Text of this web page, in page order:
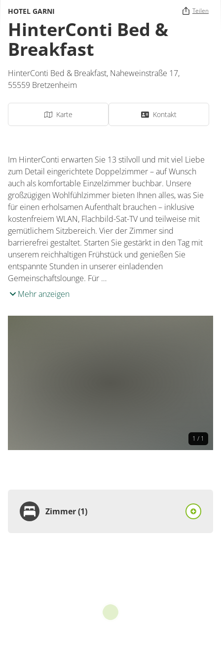
HOTEL GARNI Teilen
HinterConti Bed &
Breakfast
HinterConti Bed & Breakfast, Naheweinstraße 17,
55559 Bretzenheim
Karte Kontakt
Im HinterConti erwarten Sie 13 stilvoll und mit viel Liebe
zum Detail eingerichtete Doppelzimmer – auf Wunsch
auch als komfortable Einzelzimmer buchbar. Unsere
großzügigen Wohlfühlzimmer bieten Ihnen alles, was Sie
für einen erholsamen Aufenthalt brauchen – inklusive
kostenfreiem WLAN, Flachbild-Sat-TV und teilweise mit
gemütlichem Sitzbereich. Vier der Zimmer sind
barrierefrei gestaltet. Starten Sie gestärkt in den Tag mit
unserem reichhaltigen Frühstück und genießen Sie
entspannte Stunden in unserer einladenden
Gemeinschaftslounge. Für …
Mehr anzeigen
1 / 1
Zimmer (1)
€100.00pro Einheit/Nacht